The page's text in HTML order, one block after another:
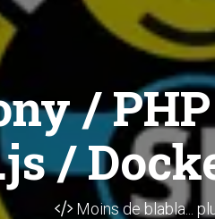
/
/
Moins de blabla...